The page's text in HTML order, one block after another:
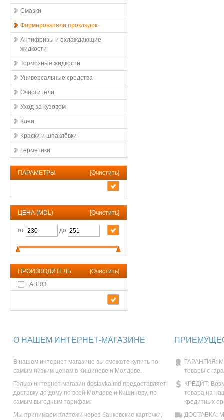
Смазки
Формирователи прокладок
Антифризы и охлаждающие
жидкости
Тормозные жидкости
Универсальные средства
Очистители
Уход за кузовом
Клеи
Краски и шпаклёвки
Герметики
ПАРАМЕТРЫ [Очистить]
ЦЕНА (MDL) [Очистить]
от до
ПРОИЗВОДИТЕЛЬ [Очистить]
ABRO
О НАШЕМ ИНТЕРНЕТ-МАГАЗИНЕ
В нашем интернет магазине вы сможете купить по
самым низким ценам в Кишиневе и Молдове.
Только интернет магазин dostavka.md предоставляет
доставку до дому по всей Молдове и Кишиневу, по
самым выгодным тарифам.
Мы принимаем платежи через банковские карточки,
ГАРАНТИЯ:
товары с
КРЕДИТ:
товара на
кредитных
ДОСТАВКА: